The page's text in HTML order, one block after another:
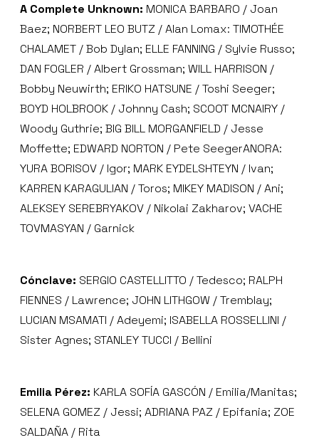
A Complete Unknown: MONICA BARBARO / Joan
Baez; NORBERT LEO BUTZ / Alan Lomax: TIMOTHÉE
CHALAMET / Bob Dylan; ELLE FANNING / Sylvie Russo;
DAN FOGLER / Albert Grossman; WILL HARRISON /
Bobby Neuwirth; ERIKO HATSUNE / Toshi Seeger;
BOYD HOLBROOK / Johnny Cash; SCOOT MCNAIRY /
Woody Guthrie; BIG BILL MORGANFIELD / Jesse
Moffette; EDWARD NORTON / Pete SeegerANORA:
YURA BORISOV / Igor; MARK EYDELSHTEYN / Ivan;
KARREN KARAGULIAN / Toros; MIKEY MADISON / Ani;
ALEKSEY SEREBRYAKOV / Nikolai Zakharov; VACHE
TOVMASYAN / Garnick
Cónclave: SERGIO CASTELLITTO / Tedesco; RALPH
FIENNES / Lawrence; JOHN LITHGOW / Tremblay;
LUCIAN MSAMATI / Adeyemi; ISABELLA ROSSELLINI /
Sister Agnes; STANLEY TUCCI / Bellini
Emilia Pérez: KARLA SOFÍA GASCÓN / Emilia/Manitas;
SELENA GOMEZ / Jessi; ADRIANA PAZ / Epifania; ZOE
SALDAÑA / Rita